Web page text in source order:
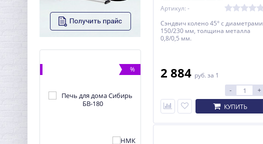
%
Артикул: -
Сэндвич колено 45° с диаметрами
150/230 мм, толщина металла
0,8/0,5 мм.
2 884 руб. за 1
- +
КУПИТЬ